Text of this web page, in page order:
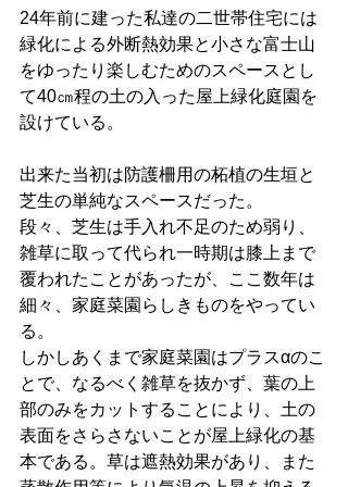
24年前に建った私達の二世帯住宅には
緑化による外断熱効果と小さな富士山
をゆったり楽しむためのスペースとし
て40㎝程の土の入った屋上緑化庭園を
設けている。
出来た当初は防護柵用の柘植の生垣と
芝生の単純なスペースだった。
段々、芝生は手入れ不足のため弱り、
雑草に取って代られ一時期は膝上まで
覆われたことがあったが、ここ数年は
細々、家庭菜園らしきものをやってい
る。
しかしあくまで家庭菜園はプラスαのこ
とで、なるべく雑草を抜かず、葉の上
部のみをカットすることにより、土の
表面をさらさないことが屋上緑化の基
本である。草は遮熱効果があり、また